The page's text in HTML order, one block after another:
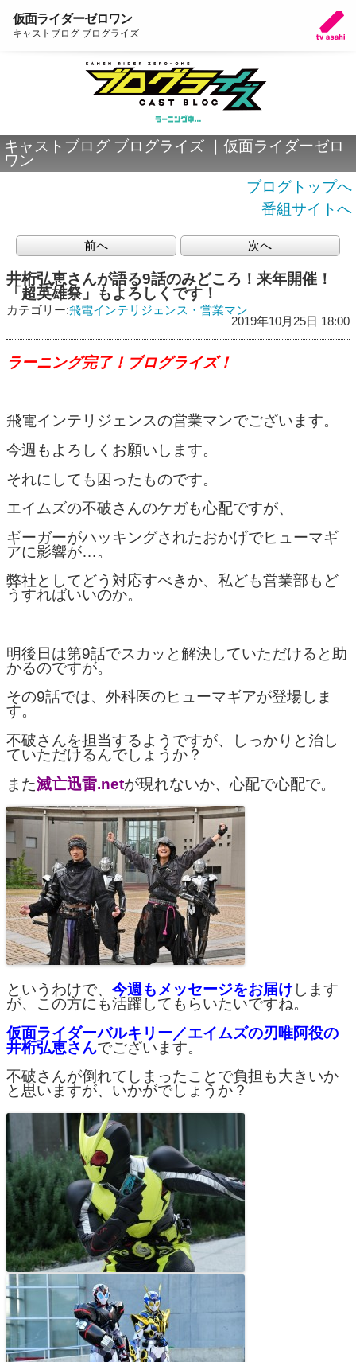
仮面ライダーゼロワン
キャストブログ ブログライズ
キャストブログ ブログライズ ｜仮面ライダーゼロ
ワン
ブログトップへ
番組サイトへ
前へ 次へ
井桁弘恵さんが語る9話のみどころ！来年開催！
「超英雄祭」もよろしくです！
カテゴリー:飛電インテリジェンス・営業マン
2019年10月25日 18:00
ラーニング完了！ブログライズ！
飛電インテリジェンスの営業マンでございます。
今週もよろしくお願いします。
それにしても困ったものです。
エイムズの不破さんのケガも心配ですが、
ギーガーがハッキングされたおかげでヒューマギ
アに影響が…。
弊社としてどう対応すべきか、私ども営業部もど
うすればいいのか。
明後日は第9話でスカッと解決していただけると助
かるのですが。
その9話では、外科医のヒューマギアが登場しま
す。
不破さんを担当するようですが、しっかりと治し
ていただけるんでしょうか？
また滅亡迅雷.netが現れないか、心配で心配で。
というわけで、 今週もメッセージをお届けします
が、この方にも活躍してもらいたいですね。
仮面ライダーバルキリー／エイムズの刃唯阿役の
井桁弘恵さんでございます。
不破さんが倒れてしまったことで負担も大きいか
と思いますが、いかがでしょうか？